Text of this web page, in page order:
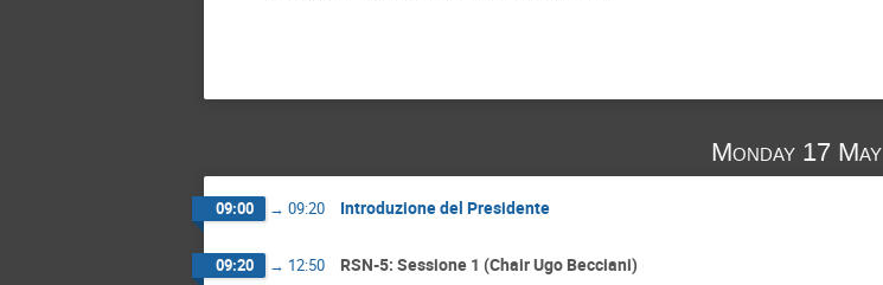
Monday 17 May
09:00 → 09:20 Introduzione del Presidente
09:20 → 12:50 RSN-5: Sessione 1 (Chair Ugo Becciani)